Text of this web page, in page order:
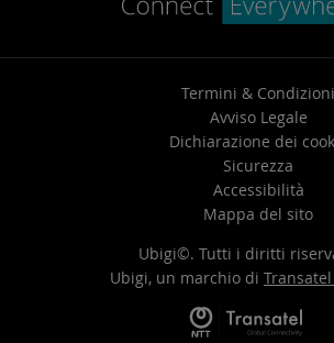
Termini & Condizioni
Avviso Legale
Dichiarazione dei
Sicurezza
Accessibilità
Mappa del sito
Ubigi©. Tutti i diritti
Ubigi, un marchio di